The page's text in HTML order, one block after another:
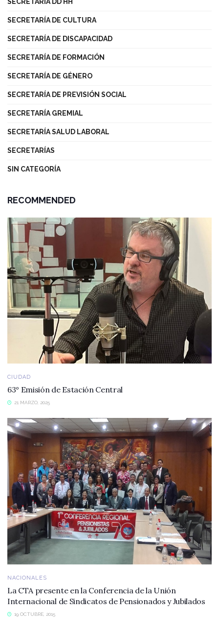
SECRETARÍA DE CULTURA
SECRETARÍA DE DISCAPACIDAD
SECRETARÍA DE FORMACIÓN
SECRETARÍA DE GÉNERO
SECRETARÍA DE PREVISIÓN SOCIAL
SECRETARÍA GREMIAL
SECRETARÍA SALUD LABORAL
SECRETARÍAS
SIN CATEGORÍA
RECOMMENDED
CIUDAD
63° Emisión de Estación Central
21 MARZO, 2025
NACIONALES
La CTA presente en la Conferencia de la Unión
Internacional de Sindicatos de Pensionados y Jubilados
19 OCTUBRE, 2015